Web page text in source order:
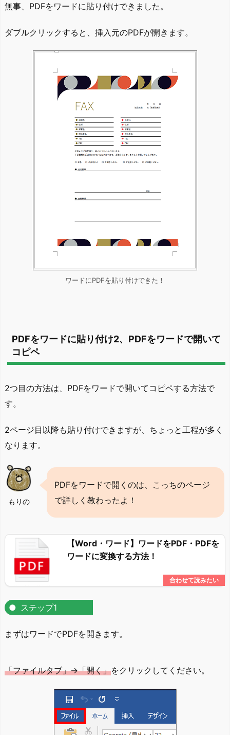
無事、PDFをワードに貼り付けできました。
ダブルクリックすると、挿入元のPDFが開きます。
ワードにPDFを貼り付けできた！
PDFをワードに貼り付け2、PDFをワードで開いて
コピペ
2つ目の方法は、PDFをワードで開いてコピペする方法で
す。
2ページ目以降も貼り付けできますが、ちょっと工程が多く
なります。
もりの
PDFをワードで開くのは、こっちのページ
で詳しく教わったよ！
【Word・ワード】ワードをPDF・PDFを
ワードに変換する方法！
ステップ1
まずはワードでPDFを開きます。
「ファイルタブ」→「開く」をクリックしてください。